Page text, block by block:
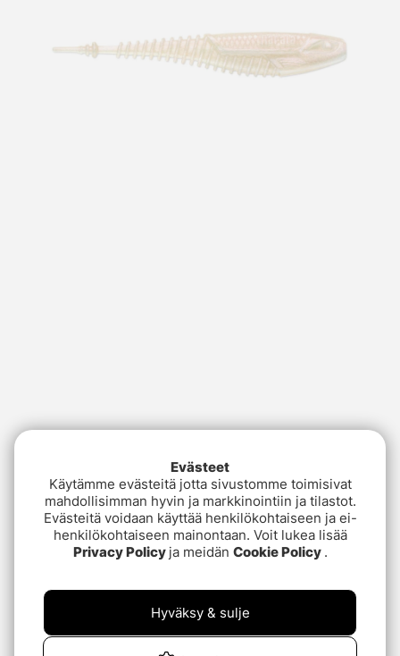
Evästeet
Käytämme evästeitä jotta sivustomme toimisivat
mahdollisimman hyvin ja markkinointiin ja tilastot.
Evästeitä voidaan käyttää henkilökohtaiseen ja ei-
henkilökohtaiseen mainontaan. Voit lukea lisää
Privacy Policy ja meidän Cookie Policy .
Hyväksy & sulje